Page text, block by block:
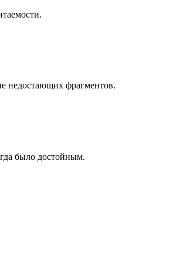
недостающих фрагментов.
было достойным.